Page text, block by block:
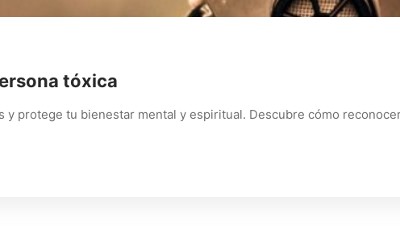
tóxica
protege tu bienestar mental y espiritual. Descubre cómo